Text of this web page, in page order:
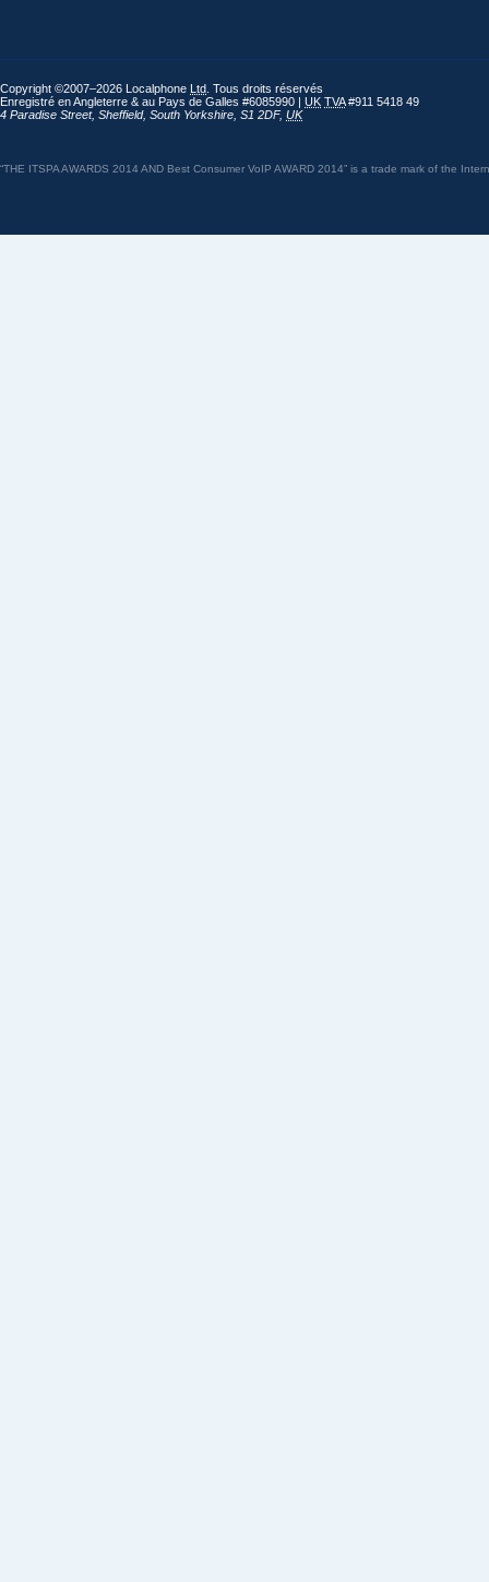
Copyright ©2007–2026 Localphone Ltd . Tous droits réservés
Enregistré en Angleterre & au Pays de Galles #6085990 | UK TVA#911 5418 49
4 Paradise Street, Sheffield, South Yorkshire S1 2DF, UK
“THE ITSPA AWARDS 2014 AND Best Consumer VoIP AWARD 2014” is a trade mark of the